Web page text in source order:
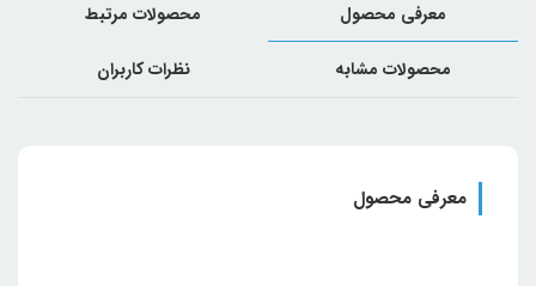
معرفی محصول محصولات مرتبط
محصولات مشابه نظرات کاربران
معرفی محصول